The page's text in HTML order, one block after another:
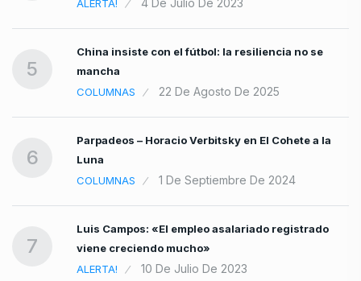
ALERTA! 4 De Julio De 2023
5
China insiste con el fútbol: la resiliencia no se
mancha
COLUMNAS
22 De Agosto De 2025
6
Parpadeos – Horacio Verbitsky en El Cohete a la
Luna
COLUMNAS
1 De Septiembre De 2024
7
Luis Campos: «El empleo asalariado registrado
viene creciendo mucho»
ALERTA!
10 De Julio De 2023